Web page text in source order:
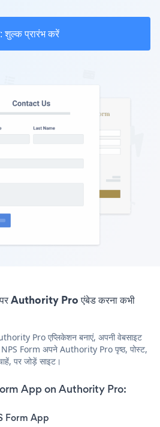
शुल्क प्रारंभ करें
Authority Pro एंबेड करना कभी
Pro एप्लिकेशन बनाएं, अपनी वेबसाइट
Form अपने Authority Pro पृष्ठ, पोस्ट,
पर जोड़ें साइट।
App on Authority Pro:
Form App